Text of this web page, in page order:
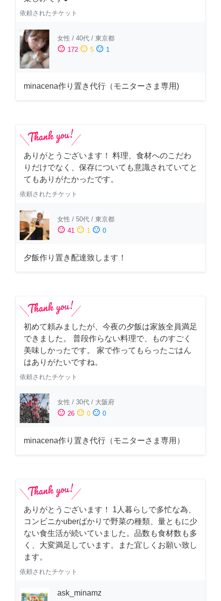
依頼されたチケット
女性 / 40代 / 東京都
sentiment_satisfied 172 sentiment_neutral 5 sentiment_dissatisfied 1
minacena作り置き代行（モニターさま専用)
ありがとうございます！ 料理、食材へのこだわ
りだけでなく、保存についても意識されていてと
てもありがたかったです。
依頼されたチケット
女性 / 50代 / 東京都
sentiment_satisfied 41 sentiment_neutral 1 sentiment_dissatisfied 0
夕飯作り置き配達致します！
初めて頼みましたが、今夜の夕飯は家族全員満足
できました。 普段作らない料理で、ものすごく
美味しかったです。 家で作ってもらったごはん
はありがたいですね。
依頼されたチケット
女性 / 30代 / 大阪府
sentiment_satisfied 26 sentiment_neutral 0 sentiment_dissatisfied 0
minacena作り置き代行（モニターさま専用）
ありがとうございます！ 1人暮らしで多忙な為、
コンビニかuberばかりで野菜の種類、量ともに少
ない食生活が続いていました。品数も食材数も多
く、大変満足しています。また宜しくお願い致し
ます。
依頼されたチケット
ask_minamz